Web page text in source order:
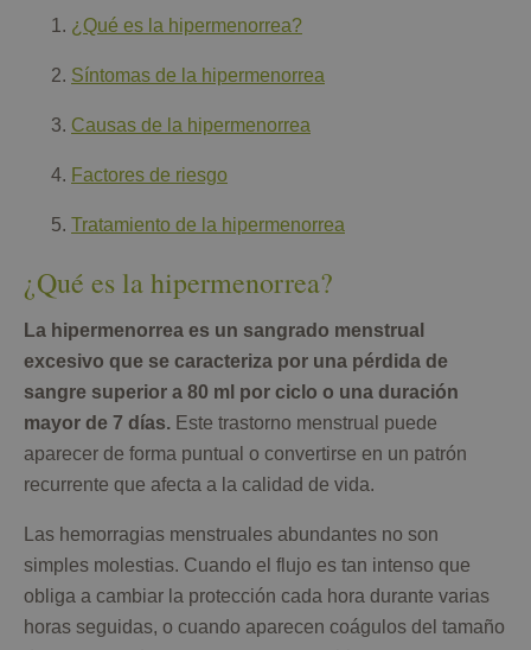
¿Qué es la hipermenorrea?
Síntomas de la hipermenorrea
Causas de la hipermenorrea
Factores de riesgo
Tratamiento de la hipermenorrea
¿Qué es la hipermenorrea?
La hipermenorrea es un sangrado menstrual
excesivo que se caracteriza por una pérdida de
sangre superior a 80 ml por ciclo o una duración
mayor de 7 días. Este trastorno menstrual puede
aparecer de forma puntual o convertirse en un patrón
recurrente que afecta a la calidad de vida.
Las hemorragias menstruales abundantes no son
simples molestias. Cuando el flujo es tan intenso que
obliga a cambiar la protección cada hora durante varias
horas seguidas, o cuando aparecen coágulos del tamaño